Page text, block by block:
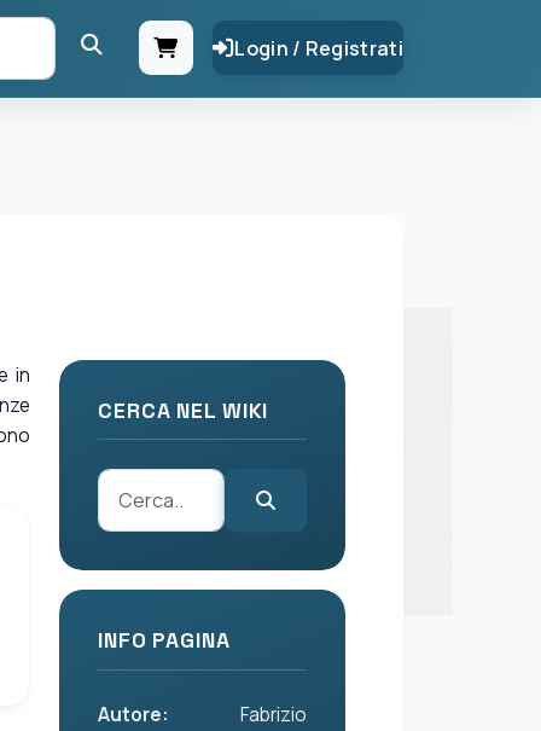
Login / Registrati
in
CERCA NEL WIKI
INFO PAGINA
Autore: Fabrizio